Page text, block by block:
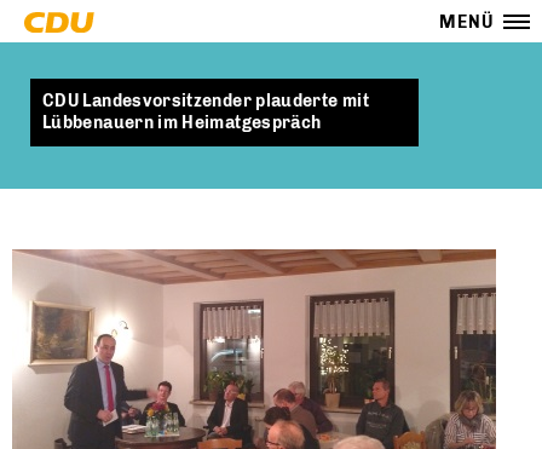
MENÜ
CDU Landesvorsitzender plauderte mit
Lübbenauern im Heimatgespräch